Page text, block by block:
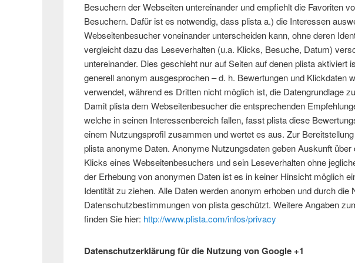
Besuchern der Webseiten untereinander und empfiehlt die Favoriten
Besuchern. Dafür ist es notwendig, dass plista a.) die Interessen
Webseitenbesucher voneinander unterscheiden kann, ohne deren
vergleicht dazu das Leseverhalten (u.a. Klicks, Besuche, Datum)
untereinander. Dies geschieht nur auf Seiten auf denen plista aktiviert
generell anonym ausgesprochen – d. h. Bewertungen und Klickdaten
verwendet, während es Dritten nicht möglich ist, die Datengrundlage
Damit plista dem Webseitenbesucher die entsprechenden
welche in seinen Interessenbereich fallen, fasst plista diese
einem Nutzungsprofil zusammen und wertet es aus. Zur
plista anonyme Daten. Anonyme Nutzungsdaten geben Auskunft über
Klicks eines Webseitenbesuchers und sein Leseverhalten ohne
der Erhebung von anonymen Daten ist es in keiner Hinsicht möglich
Identität zu ziehen. Alle Daten werden anonym erhoben und durch die
Datenschutzbestimmungen von plista geschützt. Weitere Angaben
finden Sie hier: http://www.plista.com/infos/privacy
Datenschutzerklärung für die Nutzung von Google +1